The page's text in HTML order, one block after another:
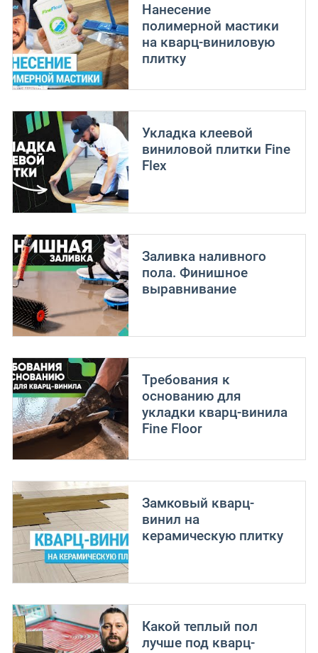
Нанесение
полимерной мастики
на кварц-виниловую
плитку
Укладка клеевой
виниловой плитки Fine
Flex
Заливка наливного
пола. Финишное
выравнивание
Требования к
основанию для
укладки кварц-винила
Fine Floor
Замковый кварц-
винил на
керамическую плитку
Какой теплый пол
лучше под кварц-